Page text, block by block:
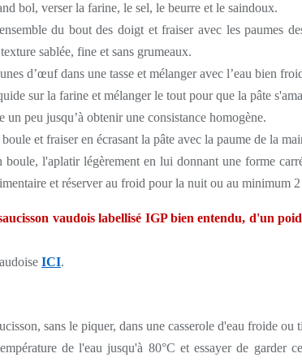
bol, verser la farine, le sel, le beurre et le saindoux.
du bout des doigt et fraiser avec les paumes
sablée, fine et sans grumeaux.
d’œuf dans une tasse et mélanger avec l’eau bien
sur la farine et mélanger le tout pour que la pâte
un peu jusqu’à obtenir une consistance homogène.
et fraiser en écrasant la pâte avec la paume de la
boule, l'aplatir légèrement en lui donnant une forme
et réserver au froid pour la nuit ou au minimum 2
vaudois labellisé IGP bien entendu, d'un
ICI.
sans le piquer, dans une casserole d'eau froide ou
de l'eau jusqu'à 80°C et essayer de garder